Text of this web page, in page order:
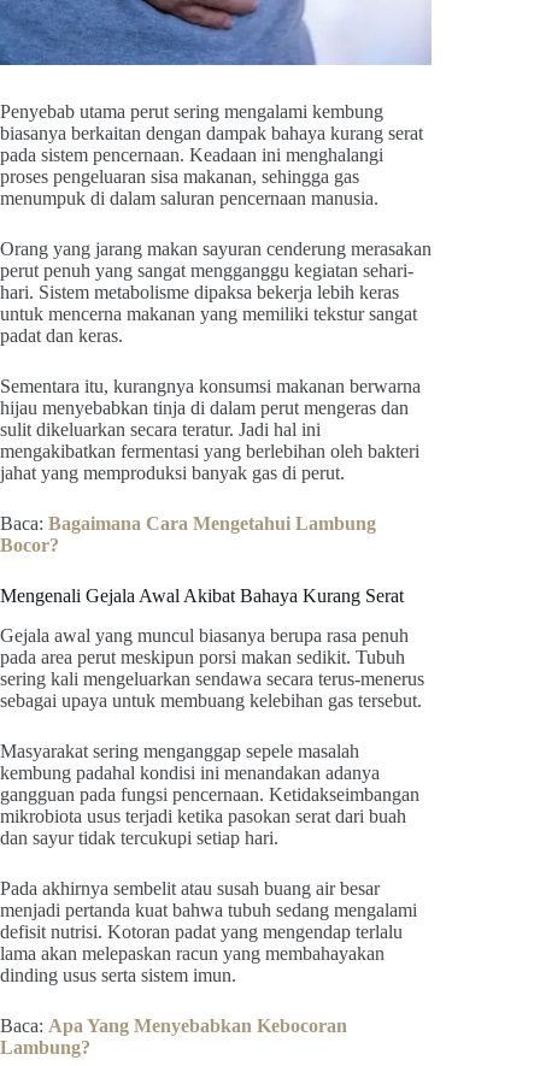
Penyebab utama perut sering mengalami kembung
biasanya berkaitan dengan dampak bahaya kurang serat
pada sistem pencernaan. Keadaan ini menghalangi
proses pengeluaran sisa makanan, sehingga gas
menumpuk di dalam saluran pencernaan manusia.
Orang yang jarang makan sayuran cenderung merasakan
perut penuh yang sangat mengganggu kegiatan sehari-
hari. Sistem metabolisme dipaksa bekerja lebih keras
untuk mencerna makanan yang memiliki tekstur sangat
padat dan keras.
Sementara itu, kurangnya konsumsi makanan berwarna
hijau menyebabkan tinja di dalam perut mengeras dan
sulit dikeluarkan secara teratur. Jadi hal ini
mengakibatkan fermentasi yang berlebihan oleh bakteri
jahat yang memproduksi banyak gas di perut.
Baca: Bagaimana Cara Mengetahui Lambung
Bocor?
Mengenali Gejala Awal Akibat Bahaya Kurang Serat
Gejala awal yang muncul biasanya berupa rasa penuh
pada area perut meskipun porsi makan sedikit. Tubuh
sering kali mengeluarkan sendawa secara terus-menerus
sebagai upaya untuk membuang kelebihan gas tersebut.
Masyarakat sering menganggap sepele masalah
kembung padahal kondisi ini menandakan adanya
gangguan pada fungsi pencernaan. Ketidakseimbangan
mikrobiota usus terjadi ketika pasokan serat dari buah
dan sayur tidak tercukupi setiap hari.
Pada akhirnya sembelit atau susah buang air besar
menjadi pertanda kuat bahwa tubuh sedang mengalami
defisit nutrisi. Kotoran padat yang mengendap terlalu
lama akan melepaskan racun yang membahayakan
dinding usus serta sistem imun.
Baca: Apa Yang Menyebabkan Kebocoran
Lambung?